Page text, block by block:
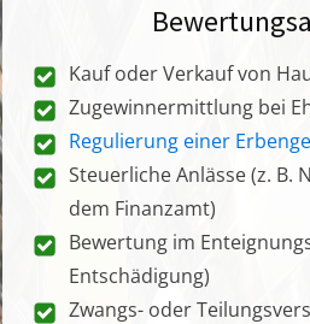
Kauf oder Verkauf von
Zugewinnermittlung bei
Regulierung einer
Steuerliche Anlässe (z. B.
dem Finanzamt)
Bewertung im
Entschädigung)
Zwangs- oder